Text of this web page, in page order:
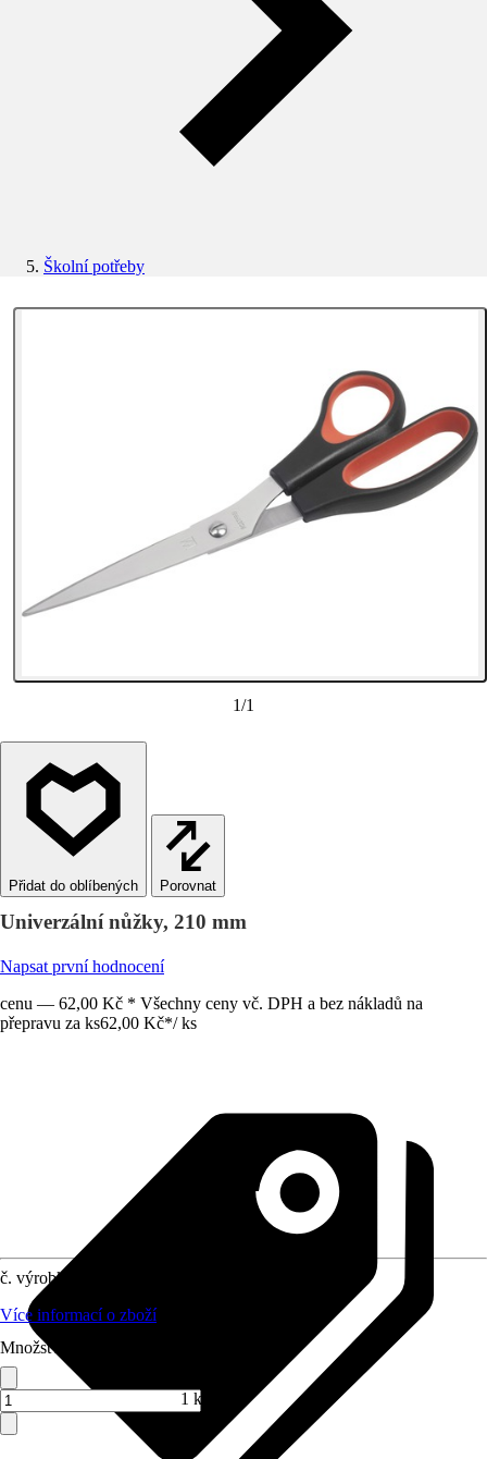
Školní potřeby
1/1
Porovnat
Univerzální nůžky, 210 mm
Napsat první hodnocení
cenu — 62,00 Kč * Všechny ceny vč. DPH a bez nákladů na
přepravu za ks62,00 Kč*/ ks
č. výrobku
Více informací o zboží
Množství (ks)
1 ks